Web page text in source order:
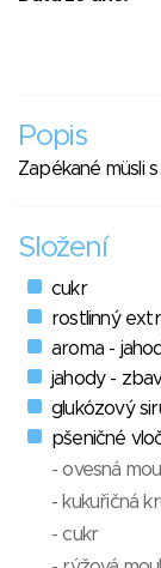
Popis
Zapékané müsli
Složení
cukr
rostlinný
aroma -
jahody -
glukózový
pšeničné
- ovesná
- kukuřičná
- cukr